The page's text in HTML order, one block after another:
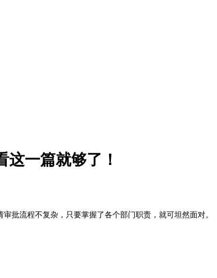
一篇就够了！
流程不复杂，只要掌握了各个部门职责，就可坦然面对。